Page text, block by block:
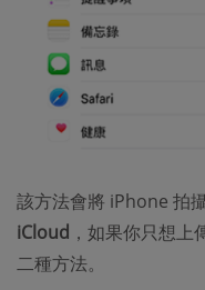
該方法會將 iPhone 拍
iCloud ，如果你只想
二種方法。